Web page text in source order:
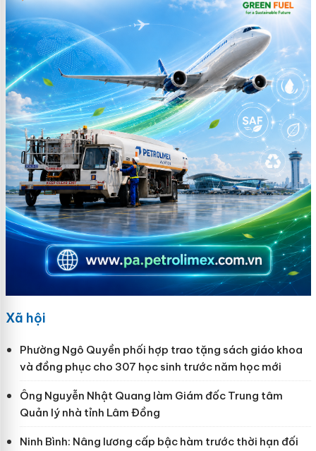
Xã hội
Phường Ngô Quyền phối hợp trao tặng sách giáo khoa
và đồng phục cho 307 học sinh trước năm học mới
Ông Nguyễn Nhật Quang làm Giám đốc Trung tâm
Quản lý nhà tỉnh Lâm Đồng
Ninh Bình: Nâng lương cấp bậc hàm trước thời hạn đối